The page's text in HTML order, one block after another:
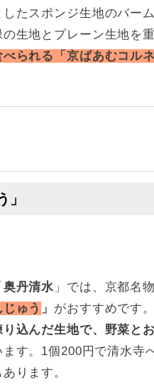
たスポンジ生地のバー
生地とプレーン生地を
られる「京ばあむコルネ
奥丹清水 」では、京都名
ゅう 」 がおすすめです
込んだ生地で、野菜と
す。1個200円で清水寺
ります。